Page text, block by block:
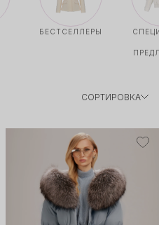
БЕСТСЕЛЛЕРЫ
СОРТИРОВКА